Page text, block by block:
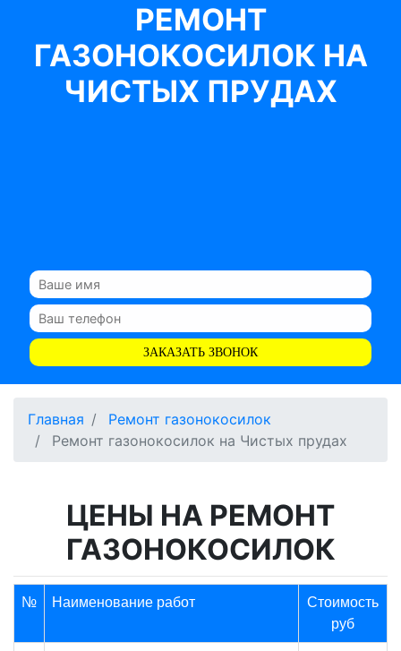
РЕМОНТ
ГАЗОНОКОСИЛОК НА
ЧИСТЫХ ПРУДАХ
ЗАКАЗАТЬ ЗВОНОК
Главная
Ремонт газонокосилок
Ремонт газонокосилок на Чистых прудах
ЦЕНЫ НА РЕМОНТ
ГАЗОНОКОСИЛОК
№ Наименование работ
Стоимость
руб